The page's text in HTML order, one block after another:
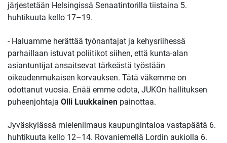
järjestetään Helsingissä Senaatintorilla tiistaina 5.
huhtikuuta kello 17–19.
- Haluamme herättää työnantajat ja kehysriihessä
parhaillaan istuvat poliitikot siihen, että kunta-alan
asiantuntijat ansaitsevat tärkeästä työstään
oikeudenmukaisen korvauksen. Tätä väkemme on
odottanut vuosia. Enää emme odota, JUKOn hallituksen
puheenjohtaja Olli Luukkainen painottaa.
Jyväskylässä mielenilmaus kaupungintaloa vastapäätä 6.
huhtikuuta kello 12–14. Rovaniemellä Lordin aukiolla 6.